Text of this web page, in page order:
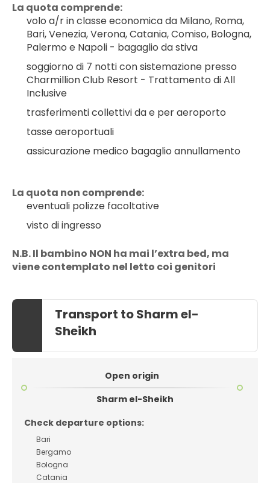
La quota comprende:
volo a/r in classe economica da Milano, Roma,
Bari, Venezia, Verona, Catania, Comiso, Bologna,
Palermo e Napoli - bagaglio da stiva
soggiorno di 7 notti con sistemazione presso
Charmillion Club Resort - Trattamento di All
Inclusive
trasferimenti collettivi da e per aeroporto
tasse aeroportuali
assicurazione medico bagaglio annullamento
La quota non comprende:
eventuali polizze facoltative
visto di ingresso
N.B. Il bambino NON ha mai l’extra bed, ma
viene contemplato nel letto coi genitori
Transport to Sharm el-
Sheikh
Open origin
Sharm el-Sheikh
Check departure options:
Bari
Bergamo
Bologna
Catania